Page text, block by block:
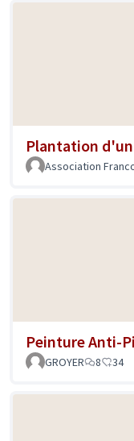
Plantation
Association
Peinture Anti-
GROYER
8 34